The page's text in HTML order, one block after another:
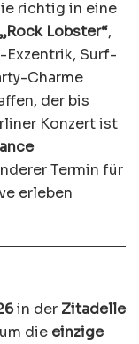
richtig in eine
„Rock Lobster“,
Exzentrik, Surf-
Charme
der bis
Konzert ist
Termin für
erleben
in der Zitadelle
die einzige